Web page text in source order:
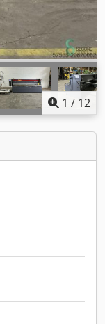
1 / 12